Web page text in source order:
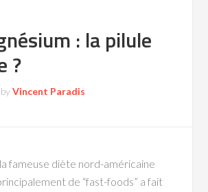
: la pilule
?
byVincent Paradis
fameuse diète nord-américaine
de “fast-foods” a fait